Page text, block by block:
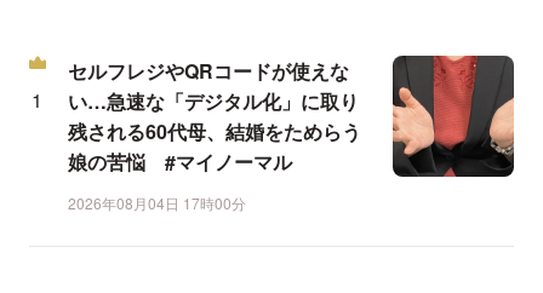
セルフレジやQRコードが使えな
い…急速な「デジタル化」に取り
残される60代母、結婚をためらう
娘の苦悩 #マイノーマル
2026年08月04日 17時00分